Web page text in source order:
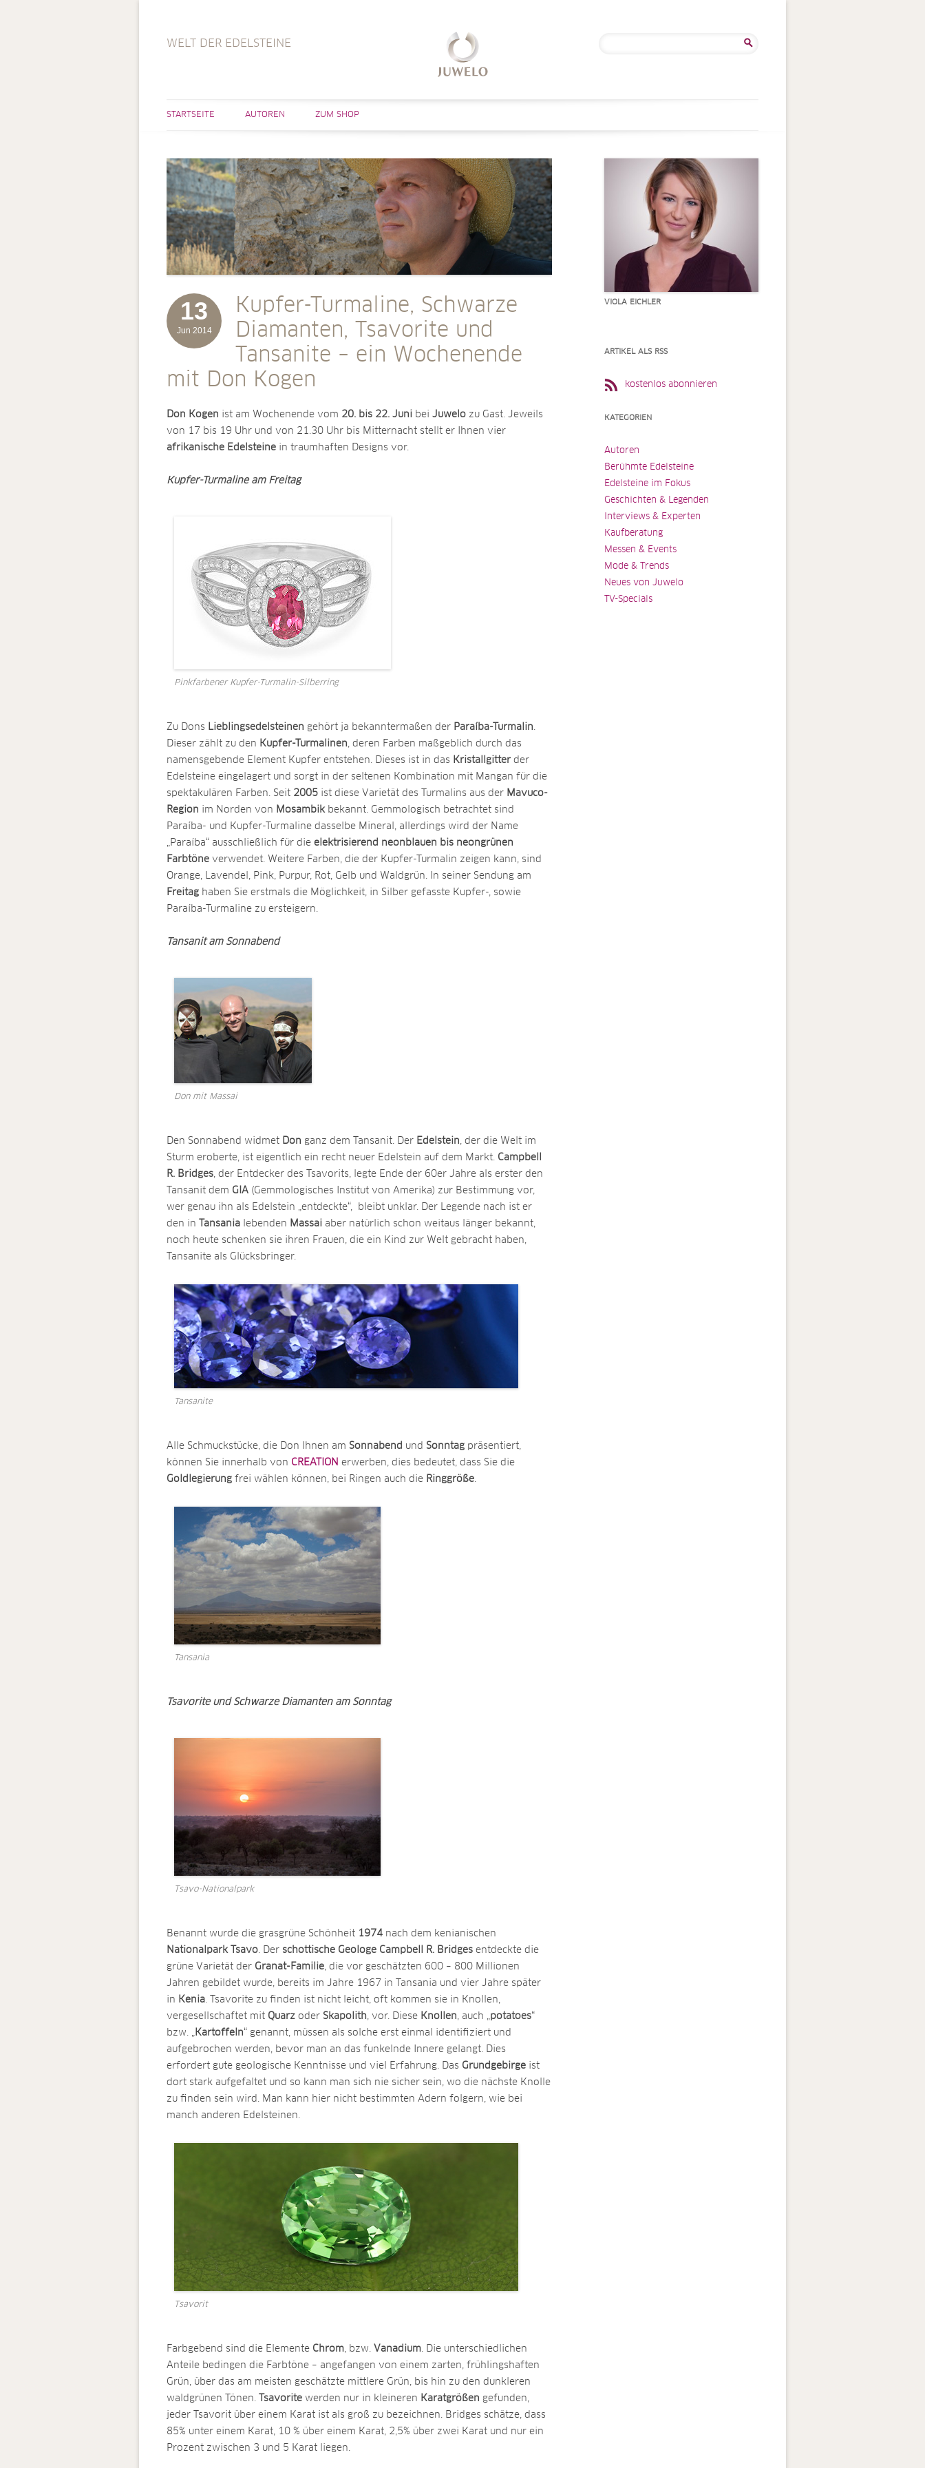
WELT DER EDELSTEINE
STARTSEITE AUTOREN ZUM SHOP
13
Jun 2014
Kupfer-Turmaline, Schwarze
Diamanten, Tsavorite und
Tansanite – ein Wochenende
mit Don Kogen
Don Kogen ist am Wochenende vom 20. bis 22. Juni bei Juwelo zu Gast. Jeweils
von 17 bis 19 Uhr und von 21.30 Uhr bis Mitternacht stellt er Ihnen vier
afrikanische Edelsteine in traumhaften Designs vor.
Kupfer-Turmaline am Freitag
Pinkfarbener Kupfer-Turmalin-Silberring
Zu Dons Lieblingsedelsteinen gehört ja bekanntermaßen der Paraíba-Turmalin.
Dieser zählt zu den Kupfer-Turmalinen, deren Farben maßgeblich durch das
namensgebende Element Kupfer entstehen. Dieses ist in das Kristallgitter der
Edelsteine eingelagert und sorgt in der seltenen Kombination mit Mangan für die
spektakulären Farben. Seit 2005 ist diese Varietät des Turmalins aus der Mavuco-
Region im Norden von Mosambikbekannt. Gemmologisch betrachtet sind
Paraíba- und Kupfer-Turmaline dasselbe Mineral, allerdings wird der Name
„Paraíba“ ausschließlich für die elektrisierend neonblauen bis neongrünen
Farbtöne verwendet. Weitere Farben, die der Kupfer-Turmalin zeigen kann, sind
Orange, Lavendel, Pink, Purpur, Rot, Gelb und Waldgrün. In seiner Sendung am
Freitag haben Sie erstmals die Möglichkeit, in Silber gefasste Kupfer-, sowie
Paraíba-Turmaline zu ersteigern.
Tansanit am Sonnabend
Don mit Massai
Den Sonnabend widmet Don ganz dem Tansanit. Der Edelstein, der die Welt im
Sturm eroberte, ist eigentlich ein recht neuer Edelstein auf dem Markt. Campbell
R. Bridges, der Entdecker des Tsavorits, legte Ende der 60er Jahre als erster den
Tansanit dem GIA (Gemmologisches Institut von Amerika) zur Bestimmung vor,
wer genau ihn als Edelstein „entdeckte“, bleibt unklar. Der Legende nach ist er
den in
Tansania lebenden Massai aber natürlich schon weitaus länger bekannt,
noch heute schenken sie ihren Frauen, die ein Kind zur Welt gebracht haben,
Tansanite als Glücksbringer.
Tansanite
Alle Schmuckstücke, die Don Ihnen am Sonnabend und Sonntag präsentiert,
können Sie innerhalb von CREATION erwerben, dies bedeutet, dass Sie die
Goldlegierung frei wählen können, bei Ringen auch die Ringgröße.
Tansania
Tsavorite und Schwarze Diamanten am Sonntag
Tsavo-Nationalpark
Benannt wurde die grasgrüne Schönheit 1974 nach dem kenianischen
Nationalpark Tsavo. Der schottische Geologe Campbell R. Bridges entdeckte die
grüne Varietät der Granat-Familie, die vor geschätzten 600 – 800 Millionen
Jahren gebildet wurde, bereits im Jahre 1967 in Tansania und vier Jahre später
in Kenia. Tsavorite zu finden ist nicht leicht, oft kommen sie in Knollen,
vergesellschaftet mit Quarz oder Skapolith, vor. Diese Knollen, auch „potatoes“
bzw. „ Kartoffeln“ genannt, müssen als solche erst einmal identifiziert und
aufgebrochen werden, bevor man an das funkelnde Innere gelangt. Dies
erfordert gute geologische Kenntnisse und viel Erfahrung. Das Grundgebirge ist
dort stark aufgefaltet und so kann man sich nie sicher sein, wo die nächste Knolle
zu finden sein wird. Man kann hier nicht bestimmten Adern folgern, wie bei
manch anderen Edelsteinen.
Tsavorit
Farbgebend sind die Elemente Chrom, bzw. Vanadium. Die unterschiedlichen
Anteile bedingen die Farbtöne – angefangen von einem zarten, frühlingshaften
Grün, über das am meisten geschätzte mittlere Grün, bis hin zu den dunkleren
waldgrünen Tönen.
Tsavorite werden nur in kleineren Karatgrößen gefunden,
jeder Tsavorit über einem Karat ist als groß zu bezeichnen. Bridges schätze, dass
85% unter einem Karat, 10 % über einem Karat, 2,5% über zwei Karat und nur ein
Prozent zwischen 3 und 5 Karat liegen.
VIOLA EICHLER
ARTIKEL ALS RSS
kostenlos abonnieren
KATEGORIEN
Autoren
Berühmte Edelsteine
Edelsteine im Fokus
Geschichten & Legenden
Interviews & Experten
Kaufberatung
Messen & Events
Mode & Trends
Neues von Juwelo
TV-Specials